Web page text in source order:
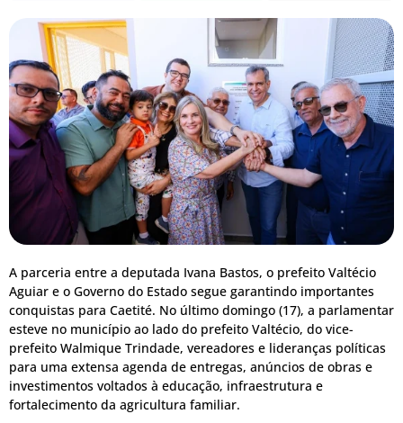
A parceria entre a deputada Ivana Bastos, o prefeito Valtécio
Aguiar e o Governo do Estado segue garantindo importantes
conquistas para Caetité. No último domingo (17), a parlamentar
esteve no município ao lado do prefeito Valtécio, do vice-
prefeito Walmique Trindade, vereadores e lideranças políticas
para uma extensa agenda de entregas, anúncios de obras e
investimentos voltados à educação, infraestrutura e
fortalecimento da agricultura familiar.